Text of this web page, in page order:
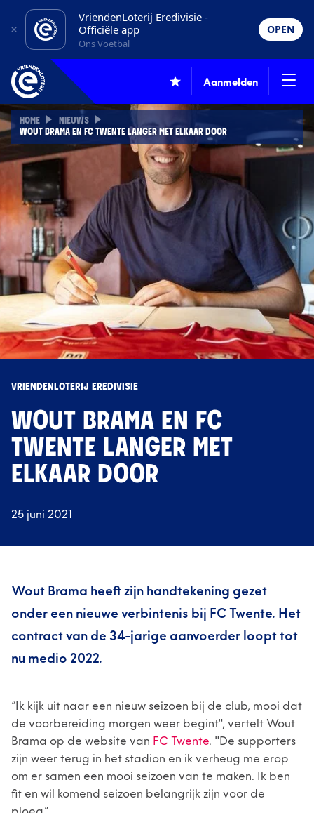
VriendenLoterij Eredivisie -
Officiële app
Ons Voetbal
OPEN
Aanmelden
HOME
NIEUWS
WOUT BRAMA EN FC TWENTE LANGER MET ELKAAR DOOR
VRIENDENLOTERIJ EREDIVISIE
WOUT BRAMA EN FC
TWENTE LANGER MET
ELKAAR DOOR
25 juni 2021
Wout Brama heeft zijn handtekening gezet
onder een nieuwe verbintenis bij FC Twente. Het
contract van de 34-jarige aanvoerder loopt tot
nu medio 2022.
“Ik kijk uit naar een nieuw seizoen bij de club, mooi dat
de voorbereiding morgen weer begint", vertelt Wout
Brama op de website van FC Twente. "De supporters
zijn weer terug in het stadion en ik verheug me erop
om er samen een mooi seizoen van te maken. Ik ben
fit en wil komend seizoen belangrijk zijn voor de